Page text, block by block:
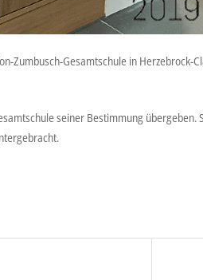
Zumbusch-Gesamtschule in
seiner Bestimmung